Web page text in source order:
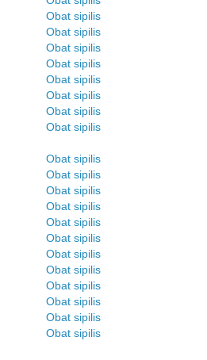
Obat sipilis
Obat sipilis
Obat sipilis
Obat sipilis
Obat sipilis
Obat sipilis
Obat sipilis
Obat sipilis
Obat sipilis
Obat sipilis
Obat sipilis
Obat sipilis
Obat sipilis
Obat sipilis
Obat sipilis
Obat sipilis
Obat sipilis
Obat sipilis
Obat sipilis
Obat sipilis